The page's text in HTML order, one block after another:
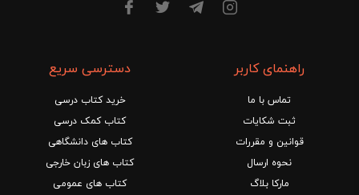
راهنمای کاربر
تماس با ما
ثبت شکایات
قوانین و مقررات
نحوه ارسال
مارکا بلاگ
دسترسی سریع
خرید کتاب درسی
کتاب کمک درسی
کتاب های دانشگاهی
کتاب های زبان خارجی
کتاب های عمومی